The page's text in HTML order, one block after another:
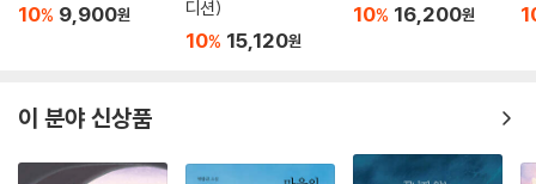
다루는 일을 할 때는 가급적 선입견과 감정을 없애는 훈련이 사전에 되어
있어야 합니다. 돈 자체는 더러운 것도 깨끗한 것도 없으니까요.”
을 동경하게 된다. 한편, 상우는 기업인-연예인 간의 계산적인 관계에 대
해 알게 되며 그에 비하면 고향 친구들과의 이해타산 없는 오랜 우정의 순
서 이준이 기업 회장들의 비자금을 탈취해서 사라졌다는 소식을 듣게 된
매혹의 장소, 호텔
텔’이라는 공간과 친숙하게 되었다. 나무 바닥이 삐걱거리는 유럽 어느 도
시의 남루한 호스텔부터 대도시의 특급 호텔, 주인의 개성이 녹아 있는 베
드앤브랙퍼스트(B&B)와 게스트 하우스, 온천 료칸에 이르기까지 다채로
10% 9,900원
디션)
10% 15,120원
10% 16,200원
이 분야 신상품